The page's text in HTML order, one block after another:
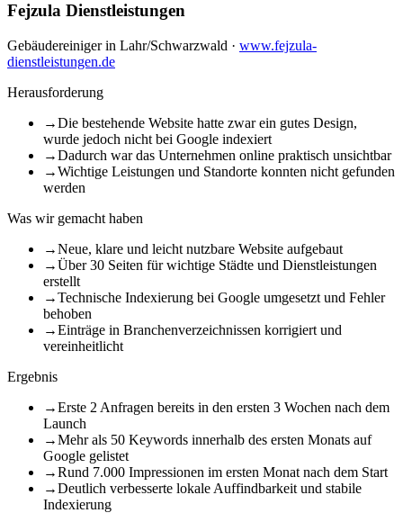
Fejzula Dienstleistungen
Gebäudereiniger in Lahr/Schwarzwald · www.fejzula-
dienstleistungen.de
Herausforderung
→Die bestehende Website hatte zwar ein gutes Design,
wurde jedoch nicht bei Google indexiert
→Dadurch war das Unternehmen online praktisch unsichtbar
→Wichtige Leistungen und Standorte konnten nicht gefunden
werden
Was wir gemacht haben
→Neue, klare und leicht nutzbare Website aufgebaut
→Über 30 Seiten für wichtige Städte und Dienstleistungen
erstellt
→Technische Indexierung bei Google umgesetzt und Fehler
behoben
→Einträge in Branchenverzeichnissen korrigiert und
vereinheitlicht
Ergebnis
→Erste 2 Anfragen bereits in den ersten 3 Wochen nach dem
Launch
→Mehr als 50 Keywords innerhalb des ersten Monats auf
Google gelistet
→Rund 7.000 Impressionen im ersten Monat nach dem Start
→Deutlich verbesserte lokale Auffindbarkeit und stabile
Indexierung